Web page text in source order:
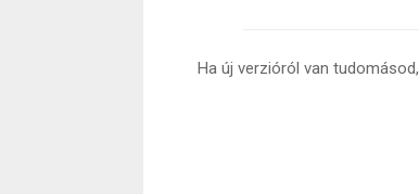
Ha új verzióról van